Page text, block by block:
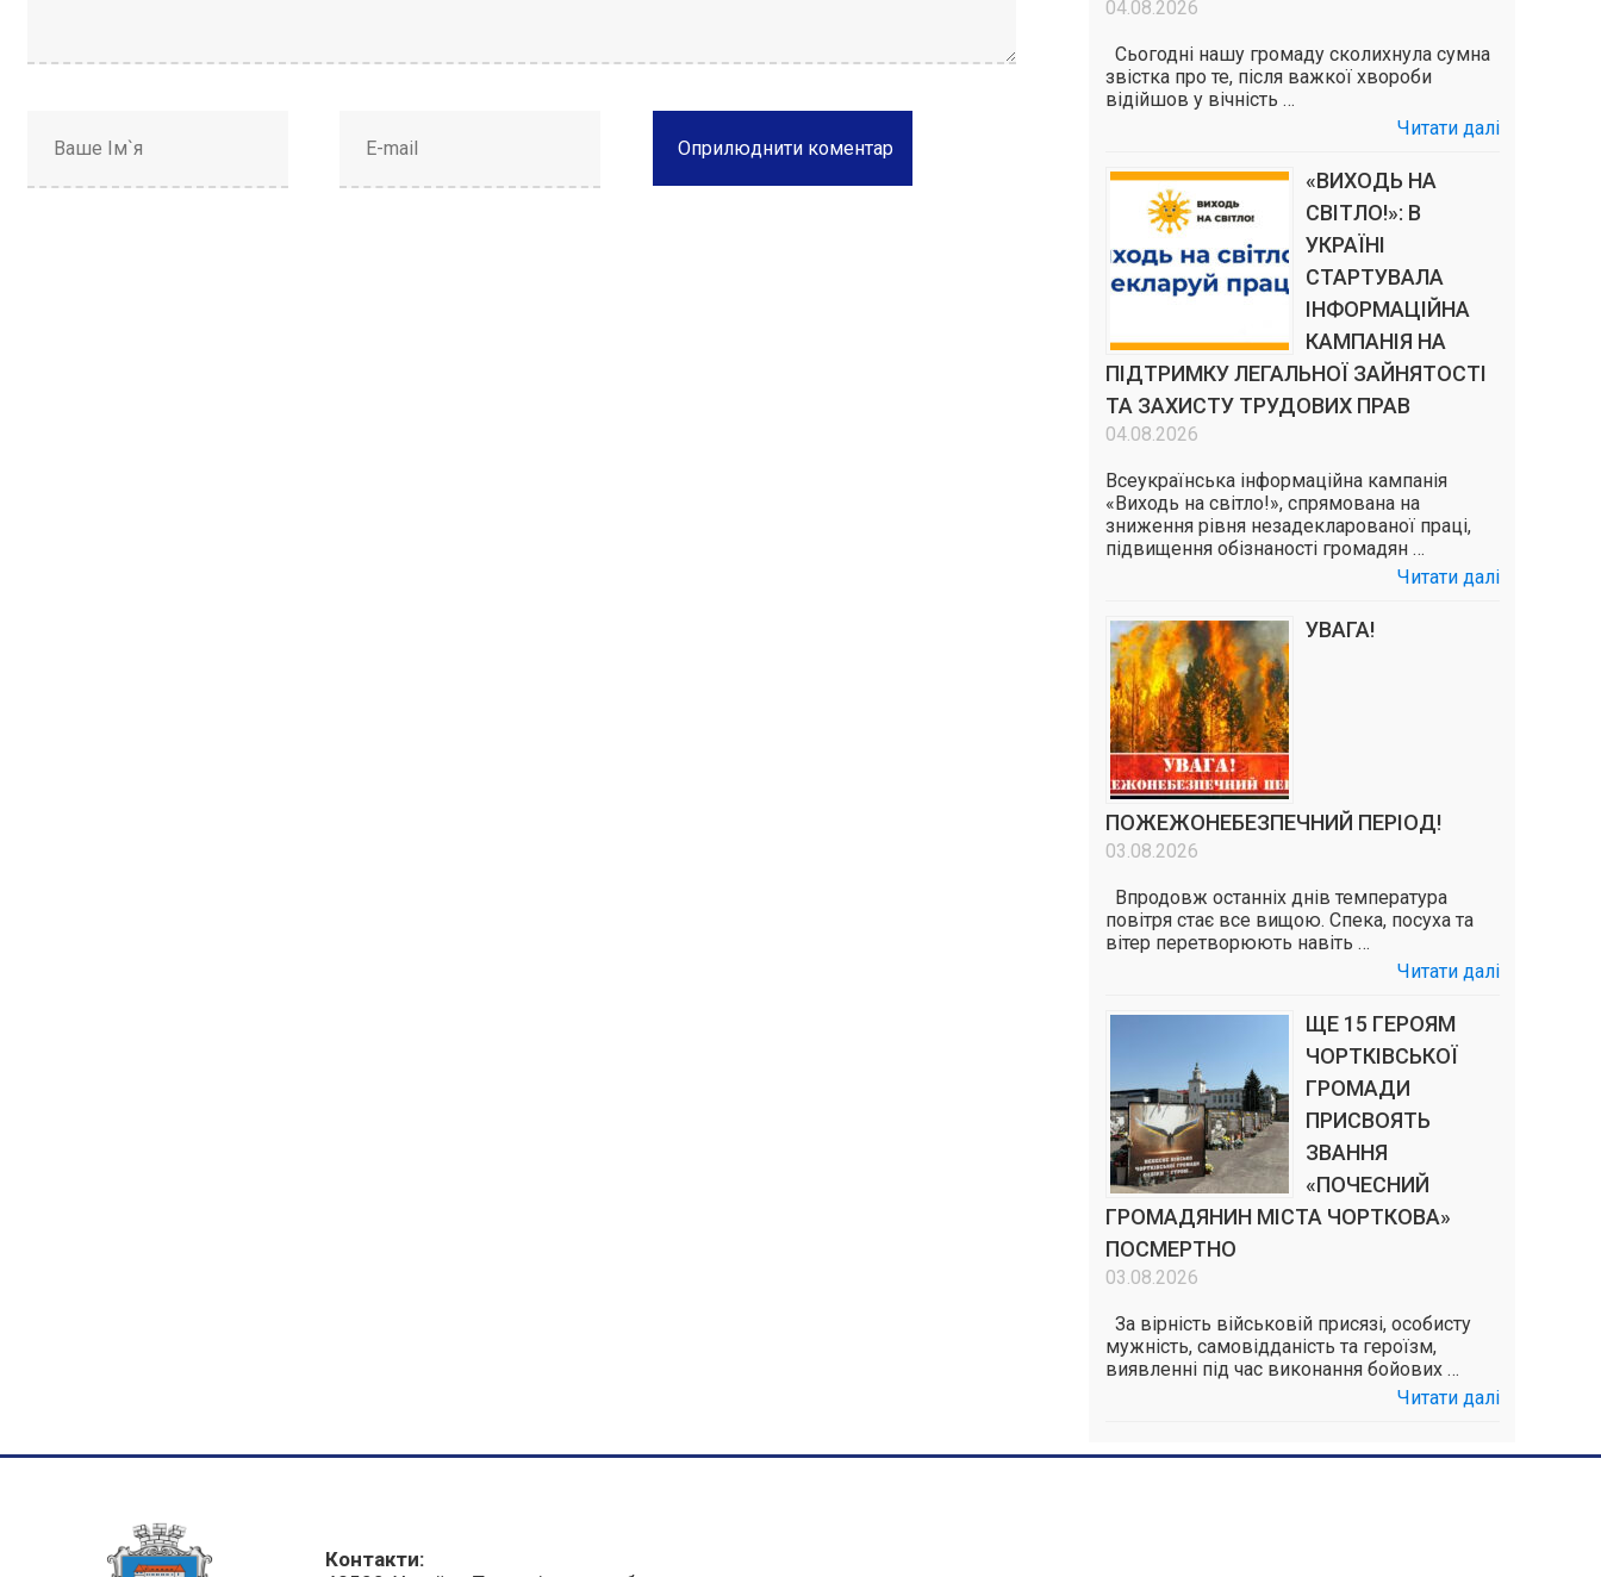
04.08.2026
Сьогодні нашу громаду сколихнула сумна
звістка про те, після важкої хвороби
відійшов у вічність …
Читати далі
«ВИХОДЬ НА
СВІТЛО!»: В
УКРАЇНІ
СТАРТУВАЛА
ІНФОРМАЦІЙНА
КАМПАНІЯ НА
ПІДТРИМКУ ЛЕГАЛЬНОЇ ЗАЙНЯТОСТІ
ТА ЗАХИСТУ ТРУДОВИХ ПРАВ
04.08.2026
Всеукраїнська інформаційна кампанія
«Виходь на світло!», спрямована на
зниження рівня незадекларованої праці,
підвищення обізнаності громадян …
Читати далі
УВАГА!
ПОЖЕЖОНЕБЕЗПЕЧНИЙ ПЕРІОД!
03.08.2026
Впродовж останніх днів температура
повітря стає все вищою. Спека, посуха та
вітер перетворюють навіть …
Читати далі
ЩЕ 15 ГЕРОЯМ
ЧОРТКІВСЬКОЇ
ГРОМАДИ
ПРИСВОЯТЬ
ЗВАННЯ
«ПОЧЕСНИЙ
ГРОМАДЯНИН МІСТА ЧОРТКОВА»
ПОСМЕРТНО
03.08.2026
За вірність військовій присязі, особисту
мужність, самовідданість та героїзм,
виявленні під час виконання бойових …
Читати далі
Контакти: